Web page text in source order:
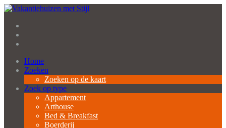
Home
Zoeken
Zoeken op de kaart
Zoek op type
Appartement
Arthouse
Bed & Breakfast
Boerderij